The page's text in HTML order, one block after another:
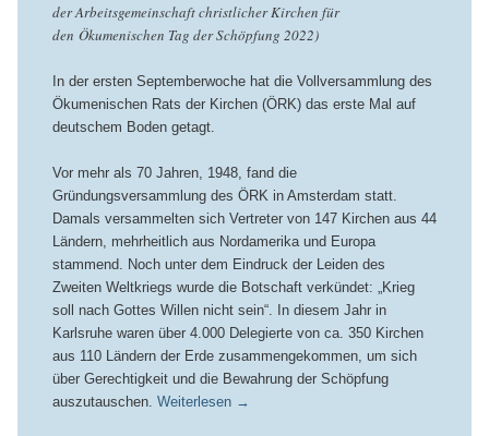
der Arbeitsgemeinschaft christlicher Kirchen für
den Ökumenischen Tag der Schöpfung 2022)
In der ersten Septemberwoche hat die Vollversammlung des
Ökumenischen Rats der Kirchen (ÖRK) das erste Mal auf
deutschem Boden getagt.
Vor mehr als 70 Jahren, 1948, fand die
Gründungsversammlung des ÖRK in Amsterdam statt.
Damals versammelten sich Vertreter von 147 Kirchen aus 44
Ländern, mehrheitlich aus Nordamerika und Europa
stammend. Noch unter dem Eindruck der Leiden des
Zweiten Weltkriegs wurde die Botschaft verkündet: „Krieg
soll nach Gottes Willen nicht sein“. In diesem Jahr in
Karlsruhe waren über 4.000 Delegierte von ca. 350 Kirchen
aus 110 Ländern der Erde zusammengekommen, um sich
über Gerechtigkeit und die Bewahrung der Schöpfung
auszutauschen. Weiterlesen →